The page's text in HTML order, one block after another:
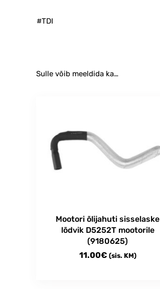
#TDI
Sulle võib meeldida ka…
Mootori õlijahuti sisselaske
lõdvik D5252T mootorile
(9180625)
11.00€ (sis. KM)